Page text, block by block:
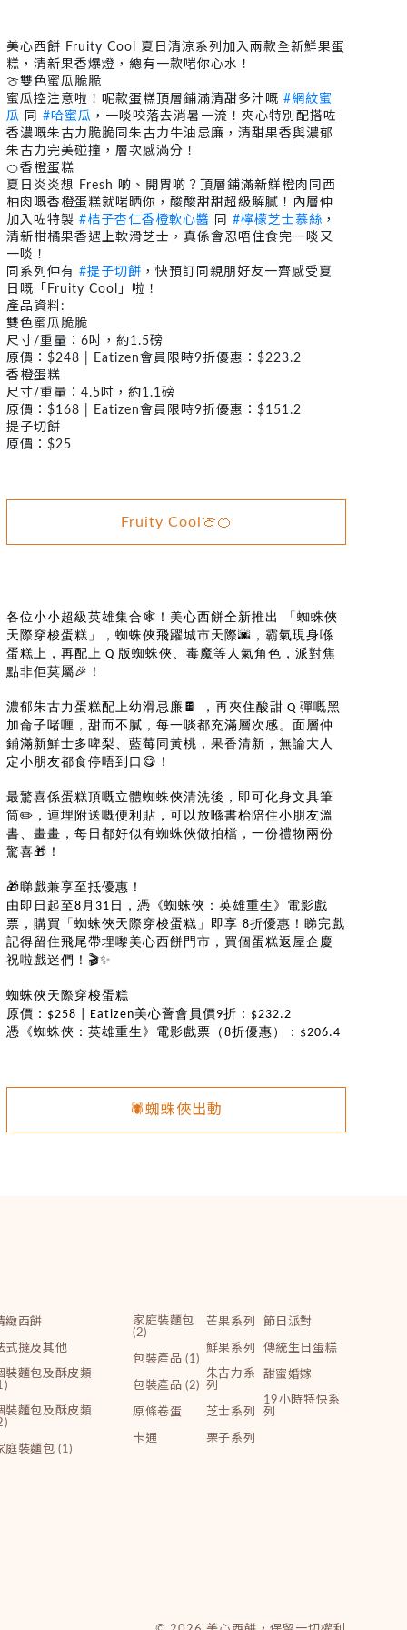
美心西餅 Fruity Cool 夏日清涼系列加入兩款全新鮮果蛋
糕，清新果香爆燈，總有一款啱你心水！
🍈雙色蜜瓜脆脆
蜜瓜控注意啦！呢款蛋糕頂層鋪滿清甜多汁嘅#網紋蜜
瓜
同#哈蜜瓜 ，一啖咬落去消暑一流！夾心特別配搭咗
香濃嘅朱古力脆脆同朱古力牛油忌廉，清甜果香與濃郁
朱古力完美碰撞，層次感滿分！
🍊香橙蛋糕
夏日炎炎想 Fresh 啲、開胃啲？頂層鋪滿新鮮橙肉同西
柚肉嘅香橙蛋糕就啱晒你，酸酸甜甜超級解膩！內層仲
加入咗特製#桔子杏仁香橙軟心醬 同#檸檬芝士慕絲 ，
清新柑橘果香遇上軟滑芝士，真係會忍唔住食完一啖又
一啖！
同系列仲有#提子切餅 ，快預訂同親朋好友一齊感受夏
日嘅「Fruity Cool」啦！
產品資料:
雙色蜜瓜脆脆
尺寸/重量：6吋，約1.5磅
原價：$248 | Eatizen會員限時9折優惠：$223.2
香橙蛋糕
尺寸/重量：4.5吋，約1.1磅
原價：$168 | Eatizen會員限時9折優惠：$151.2
提子切餅
原價：$25
Fruity Cool🍈🍊
各位小小超級英雄集合 🕸️ ！美心西餅全新推出
「蜘蛛俠
天際穿梭蛋糕」，蜘蛛俠飛躍城市天際🌆 ，霸氣現身喺
蛋糕上，再配上 Q版蜘蛛俠、毒魔等人氣角色，派對焦
點非佢莫屬🎉 ！
濃郁朱古力蛋糕配上幼滑忌廉 🍫 ，再夾住酸甜 Q彈嘅黑
加侖子啫喱，甜而不膩，每一啖都充滿層次感。面層仲
鋪滿新鮮士多啤梨、藍莓同黃桃，果香清新，無論大人
定小朋友都食停唔到口 😋 ！
最驚喜係蛋糕頂嘅立體蜘蛛俠清洗後，即可化身文具筆
筒✏️ ，連埋附送嘅便利貼，可以放喺書枱陪住小朋友溫
書、畫畫，每日都好似有蜘蛛俠做拍檔，一份禮物兩份
驚喜🎁 ！
🎁睇戲兼享至抵優惠！
由即日起至8 月 31 日，憑《蜘蛛俠：英雄重生》電影戲
票，購買「蜘蛛俠天際穿梭蛋糕」即享 8折優惠！睇完戲
記得留住飛尾帶埋嚟美心西餅門市，買個蛋糕返屋企慶
祝啦戲迷們！ 🎬✨
蜘蛛俠天際穿梭蛋糕
原價： $258 | Eatizen美心薈會員價9折： $232.2
憑《蜘蛛俠：英雄重生》電影戲票（8折優惠）： $206.4
🕷️蜘蛛俠出動
緻西餅
式撻及其他
裝麵包及酥皮類
裝麵包及酥皮類
庭裝麵包 (1)
家庭裝麵包
(2)
包裝產品 (1)
包裝產品 (2)
原條卷蛋
卡通
芒果系列
鮮果系列
朱古力系
列
芝士系列
栗子系列
節日派對
傳統生日蛋糕
甜蜜婚嫁
19小時特快系
列